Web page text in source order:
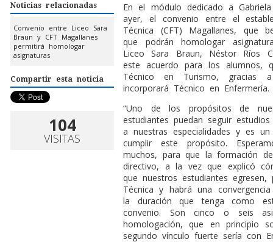
Noticias relacionadas
Convenio entre Liceo Sara
Braun y CFT Magallanes
permitirá homologar
asignaturas
Compartir esta noticia
104
VISITAS
En el módulo dedicado a
ayer, el convenio entre el
Técnica (CFT) Magallanes, que
que podrán homologar
Liceo Sara Braun, Néstor Ríos
este acuerdo para los alumnos,
Técnico en Turismo, gracias
incorporará Técnico en Enfermería.
“Uno de los propósitos de
estudiantes puedan seguir
a nuestras especialidades y es
cumplir este propósito.
muchos, para que la formación
directivo, a la vez que explicó
que nuestros estudiantes
Técnica y habrá una
la duración que tenga como
convenio. Son cinco o seis
homologación, que en principio
segundo vínculo fuerte sería con